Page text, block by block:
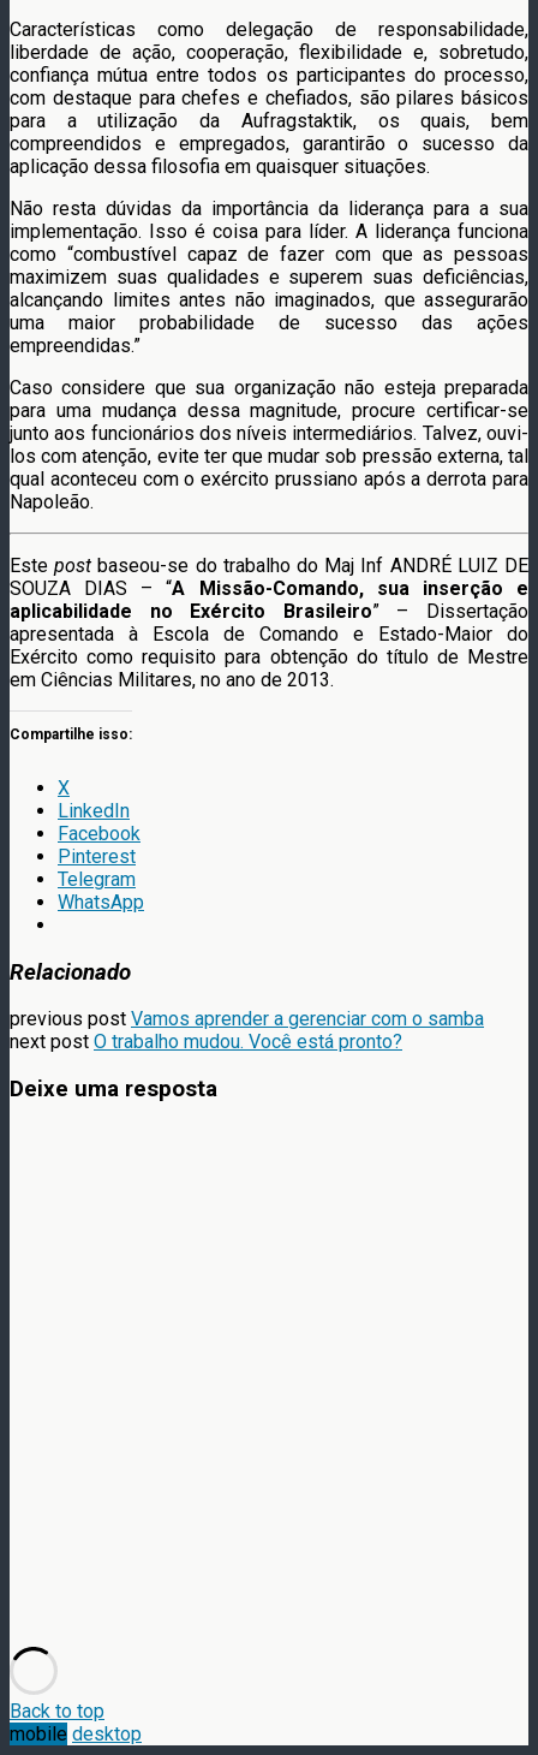
Características como delegação de responsabilidade,
liberdade de ação, cooperação, flexibilidade e, sobretudo,
confiança mútua entre todos os participantes do processo,
com destaque para chefes e chefiados, são pilares básicos
para a utilização da Aufragstaktik, os quais, bem
compreendidos e empregados, garantirão o sucesso da
aplicação dessa filosofia em quaisquer situações.
Não resta dúvidas da importância da liderança para a sua
implementação. Isso é coisa para líder. A liderança funciona
como “combustível capaz de fazer com que as pessoas
maximizem suas qualidades e superem suas deficiências,
alcançando limites antes não imaginados, que assegurarão
uma maior probabilidade de sucesso das ações
empreendidas.”
Caso considere que sua organização não esteja preparada
para uma mudança dessa magnitude, procure certificar-se
junto aos funcionários dos níveis intermediários. Talvez, ouvi-
los com atenção, evite ter que mudar sob pressão externa, tal
qual aconteceu com o exército prussiano após a derrota para
Napoleão.
Estepost baseou-se do trabalho do Maj Inf ANDRÉ LUIZ DE
SOUZA DIAS – “A Missão-Comando, sua inserção e
aplicabilidade no Exército Brasileiro” – Dissertação
apresentada à Escola de Comando e Estado-Maior do
Exército como requisito para obtenção do título de Mestre
em Ciências Militares, no ano de 2013.
Compartilhe isso:
X
LinkedIn
Facebook
Pinterest
Telegram
WhatsApp
Relacionado
previous post Vamos aprender a gerenciar com o samba
next post O trabalho mudou. Você está pronto?
Deixe uma resposta
Back to top
mobile desktop